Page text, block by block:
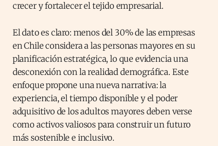
crecer y fortalecer el tejido empresarial.
El dato es claro: menos del 30% de las empresas
en Chile considera a las personas mayores en su
planificación estratégica, lo que evidencia una
desconexión con la realidad demográfica. Este
enfoque propone una nueva narrativa: la
experiencia, el tiempo disponible y el poder
adquisitivo de los adultos mayores deben verse
como activos valiosos para construir un futuro
más sostenible e inclusivo.